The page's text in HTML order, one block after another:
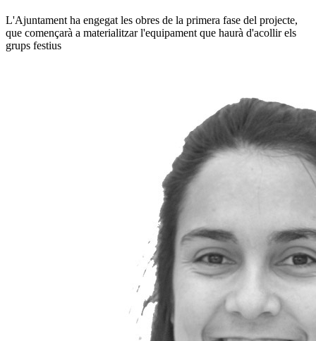
L'Ajuntament ha engegat les obres de la primera fase del projecte,
que començarà a materialitzar l'equipament que haurà d'acollir els
grups festius